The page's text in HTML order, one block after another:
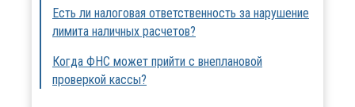
Есть ли налоговая ответственность за нарушение
лимита наличных расчетов?
Когда ФНС может прийти с внеплановой
проверкой кассы?